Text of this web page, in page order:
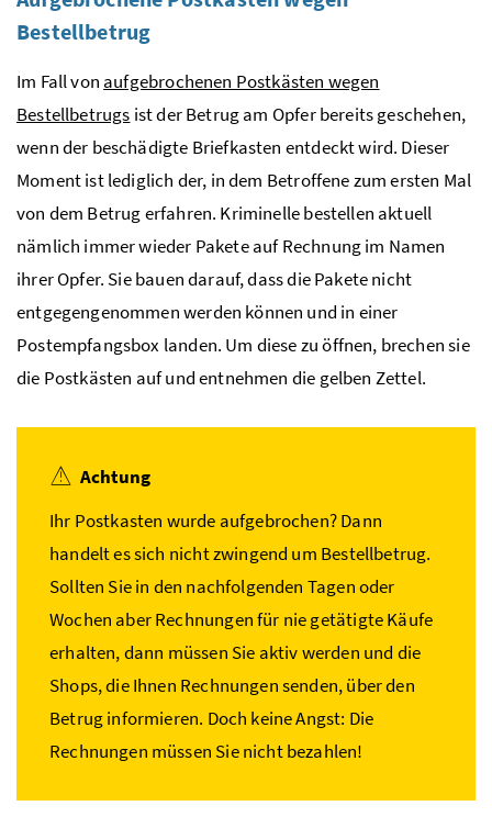
Bestellbetrug
Im Fall von aufgebrochenen Postkästen wegen
Bestellbetrugs ist der Betrug am Opfer bereits geschehen,
wenn der beschädigte Briefkasten entdeckt wird. Dieser
Moment ist lediglich der, in dem Betroffene zum ersten Mal
von dem Betrug erfahren. Kriminelle bestellen aktuell
nämlich immer wieder Pakete auf Rechnung im Namen
ihrer Opfer. Sie bauen darauf, dass die Pakete nicht
entgegengenommen werden können und in einer
Postempfangsbox landen. Um diese zu öffnen, brechen sie
die Postkästen auf und entnehmen die gelben Zettel.
Achtung
Ihr Postkasten wurde aufgebrochen? Dann
handelt es sich nicht zwingend um Bestellbetrug.
Sollten Sie in den nachfolgenden Tagen oder
Wochen aber Rechnungen für nie getätigte Käufe
erhalten, dann müssen Sie aktiv werden und die
Shops, die Ihnen Rechnungen senden, über den
Betrug informieren. Doch keine Angst: Die
Rechnungen müssen Sie nicht bezahlen!